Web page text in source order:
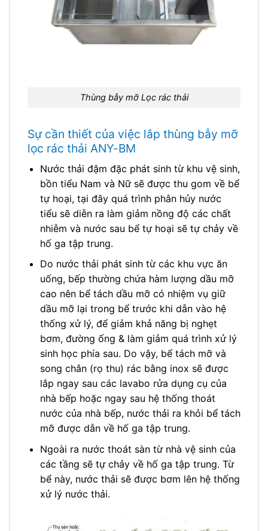
Thùng bẫy mỡ Lọc rác thải
Sự cần thiết của việc lắp thùng bẫy mỡ
lọc rác thải ANY-BM
Nước thải đậm đặc phát sinh từ khu vệ sinh,
bồn tiểu Nam và Nữ sẽ được thu gom về bể
tự hoại, tại đây quá trình phân hủy nước
tiểu sẽ diễn ra làm giảm nồng độ các chất
nhiễm và nước sau bể tự hoại sẽ tự chảy về
hố ga tập trung.
Do nước thải phát sinh từ các khu vực ăn
uống, bếp thường chứa hàm lượng dầu mỡ
cao nên bể tách dầu mỡ có nhiệm vụ giữ
dầu mỡ lại trong bể trước khi dẫn vào hệ
thống xử lý, để giảm khả năng bị nghẹt
bơm, đường ống & làm giảm quá trình xử lý
sinh học phía sau. Do vậy, bể tách mỡ và
song chắn (rọ thu) rác bằng inox sẽ được
lắp ngay sau các lavabo rửa dụng cụ của
nhà bếp hoặc ngay sau hệ thống thoát
nước của nhà bếp, nước thải ra khỏi bể tách
mỡ được dẫn về hố ga tập trung.
Ngoài ra nước thoát sàn từ nhà vệ sinh của
các tầng sẽ tự chảy về hố ga tập trung. Từ
bể này, nước thải sẽ được bơm lên hệ thống
xử lý nước thải.